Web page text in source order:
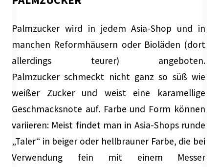
Palmzucker wird in jedem Asia-Shop und in
manchen Reformhäusern oder Bioläden (dort
allerdings teurer) angeboten.
Palmzucker schmeckt nicht ganz so süß wie
weißer Zucker und weist eine karamellige
Geschmacksnote auf. Farbe und Form können
variieren: Meist findet man in Asia-Shops runde
„Taler“ in beiger oder hellbrauner Farbe, die bei
Verwendung fein mit einem Messer